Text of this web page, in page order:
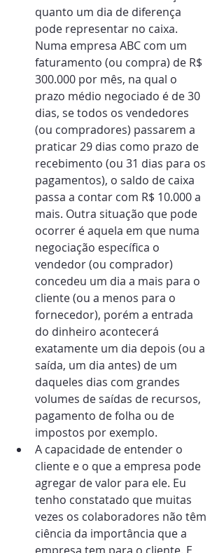
quanto um dia de diferença
pode representar no caixa.
Numa empresa ABC com um
faturamento (ou compra) de R$
300.000 por mês, na qual o
prazo médio negociado é de 30
dias, se todos os vendedores
(ou compradores) passarem a
praticar 29 dias como prazo de
recebimento (ou 31 dias para os
pagamentos), o saldo de caixa
passa a contar com R$ 10.000 a
mais. Outra situação que pode
ocorrer é aquela em que numa
negociação específica o
vendedor (ou comprador)
concedeu um dia a mais para o
cliente (ou a menos para o
fornecedor), porém a entrada
do dinheiro acontecerá
exatamente um dia depois (ou a
saída, um dia antes) de um
daqueles dias com grandes
volumes de saídas de recursos,
pagamento de folha ou de
impostos por exemplo.
A capacidade de entender o
cliente e o que a empresa pode
agregar de valor para ele. Eu
tenho constatado que muitas
vezes os colaboradores não têm
ciência da importância que a